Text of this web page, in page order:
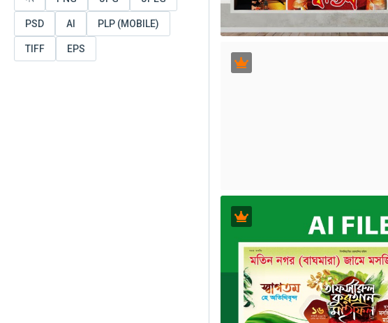
PSD AI PLP (MOBILE)
TIFF EPS